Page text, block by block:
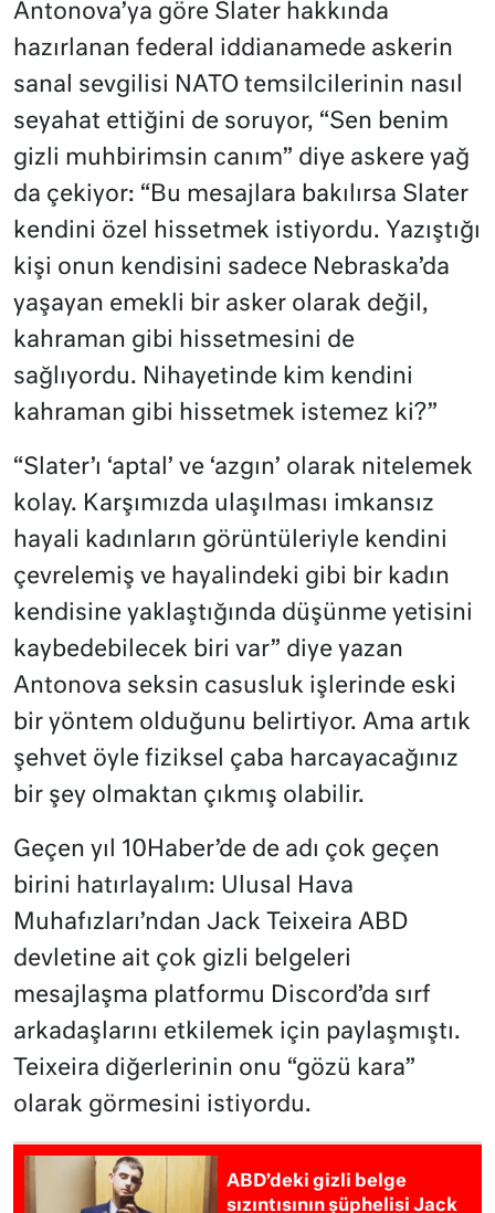
Antonova’ya göre Slater hakkında
hazırlanan federal iddianamede askerin
sanal sevgilisi NATO temsilcilerinin nasıl
seyahat ettiğini de soruyor, “Sen benim
gizli muhbirimsin canım” diye askere yağ
da çekiyor: “Bu mesajlara bakılırsa Slater
kendini özel hissetmek istiyordu. Yazıştığı
kişi onun kendisini sadece Nebraska’da
yaşayan emekli bir asker olarak değil,
kahraman gibi hissetmesini de
sağlıyordu. Nihayetinde kim kendini
kahraman gibi hissetmek istemez ki?”
“Slater’ı ‘aptal’ ve ‘azgın’ olarak nitelemek
kolay. Karşımızda ulaşılması imkansız
hayali kadınların görüntüleriyle kendini
çevrelemiş ve hayalindeki gibi bir kadın
kendisine yaklaştığında düşünme yetisini
kaybedebilecek biri var” diye yazan
Antonova seksin casusluk işlerinde eski
bir yöntem olduğunu belirtiyor. Ama artık
şehvet öyle fiziksel çaba harcayacağınız
bir şey olmaktan çıkmış olabilir.
Geçen yıl 10Haber’de de adı çok geçen
birini hatırlayalım: Ulusal Hava
Muhafızları’ndan Jack Teixeira ABD
devletine ait çok gizli belgeleri
mesajlaşma platformu Discord’da sırf
arkadaşlarını etkilemek için paylaşmıştı.
Teixeira diğerlerinin onu “gözü kara”
olarak görmesini istiyordu.
ABD’deki gizli belge
sızıntısının şüphelisi Jack